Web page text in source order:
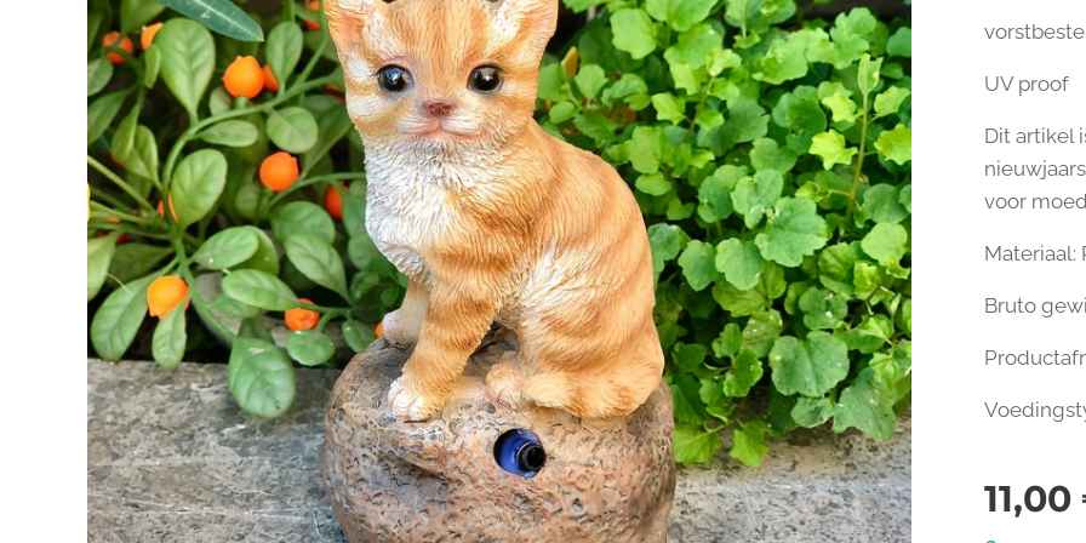
UV proof
Dit artikel
voor
Materiaal:
Bruto
11,00